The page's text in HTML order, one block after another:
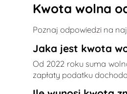
Kwota wolna
Poznaj odpowiedzi na
Jaka jest kwota
Od 2022 roku suma
zapłaty podatku